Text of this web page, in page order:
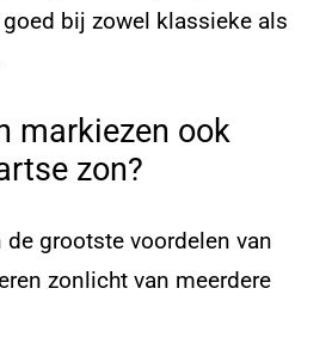
bij zowel klassieke als
markiezen ook
zon?
de grootste voordelen van
zonlicht van meerdere